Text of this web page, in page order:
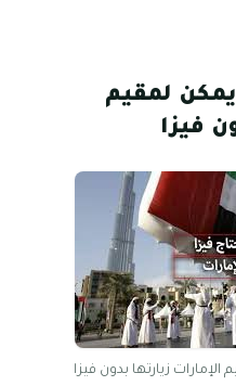
لمقيم
فيزا
زيارتها بدون فيزا